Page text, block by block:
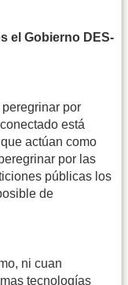
el Gobierno DES-
por
está
actúan como
por las
públicas los
de
ni cuan
tecnologías